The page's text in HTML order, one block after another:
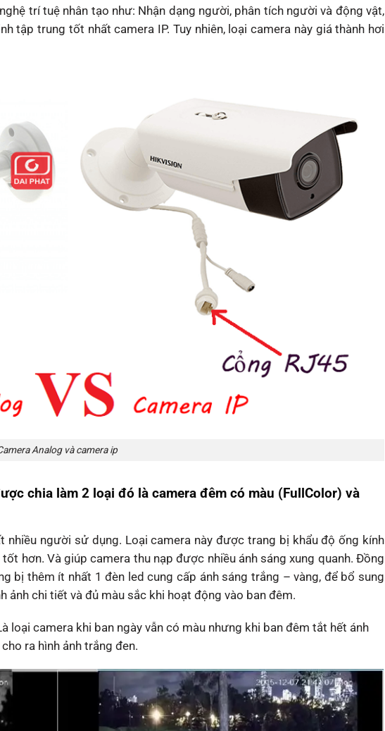
trí tuệ nhân tạo như: Nhận dạng người, phân tích người và động vật,
tập trung tốt nhất camera IP. Tuy nhiên, loại camera này giá thành hơi
Analog và camera ip
chia làm 2 loại đó là camera đêm có màu (FullColor) và
nhiều người sử dụng. Loại camera này được trang bị khẩu độ ống kính
hơn. Và giúp camera thu nạp được nhiều ánh sáng xung quanh. Đồng
bị thêm ít nhất 1 đèn led cung cấp ánh sáng trắng – vàng, để bổ sung
chi tiết và đủ màu sắc khi hoạt động vào ban đêm.
loại camera khi ban ngày vẫn có màu nhưng khi ban đêm tắt hết ánh
ra hình ảnh trắng đen.